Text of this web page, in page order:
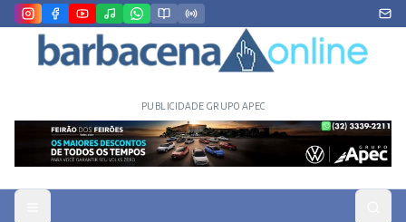
PUBLICIDADE GRUPO APEC